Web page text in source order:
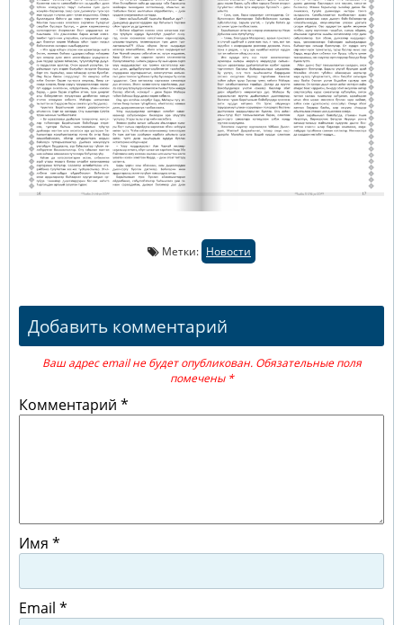
Метки: Новости
Добавить комментарий
Ваш адрес email не будет опубликован. Обязательные поля
помечены *
Комментарий *
Имя *
Email *